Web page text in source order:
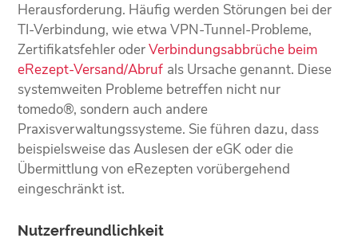
Herausforderung. Häufig werden Störungen bei der
TI-Verbindung, wie etwa VPN-Tunnel-Probleme,
Zertifikatsfehler oderVerbindungsabbrüche beim
eRezept-Versand/Abruf als Ursache genannt. Diese
systemweiten Probleme betreffen nicht nur
tomedo®, sondern auch andere
Praxisverwaltungssysteme. Sie führen dazu, dass
beispielsweise das Auslesen der eGK oder die
Übermittlung von eRezepten vorübergehend
eingeschränkt ist.
Nutzerfreundlichkeit